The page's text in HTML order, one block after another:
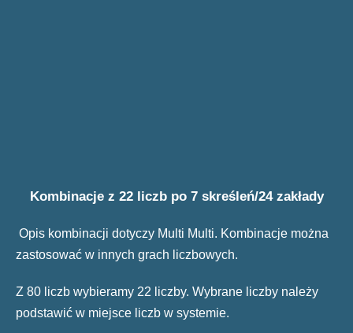
Kombinacje z 22 liczb po 7 skreśleń/24 zakłady
Opis kombinacji dotyczy Multi Multi. Kombinacje można
zastosować w innych grach liczbowych.
Z 80 liczb wybieramy 22 liczby. Wybrane liczby należy
podstawić w miejsce liczb w systemie.